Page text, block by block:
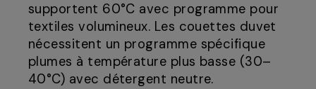
supportent 60°C avec programme pour
textiles volumineux. Les couettes duvet
nécessitent un programme spécifique
plumes à température plus basse (30–
40°C) avec détergent neutre.